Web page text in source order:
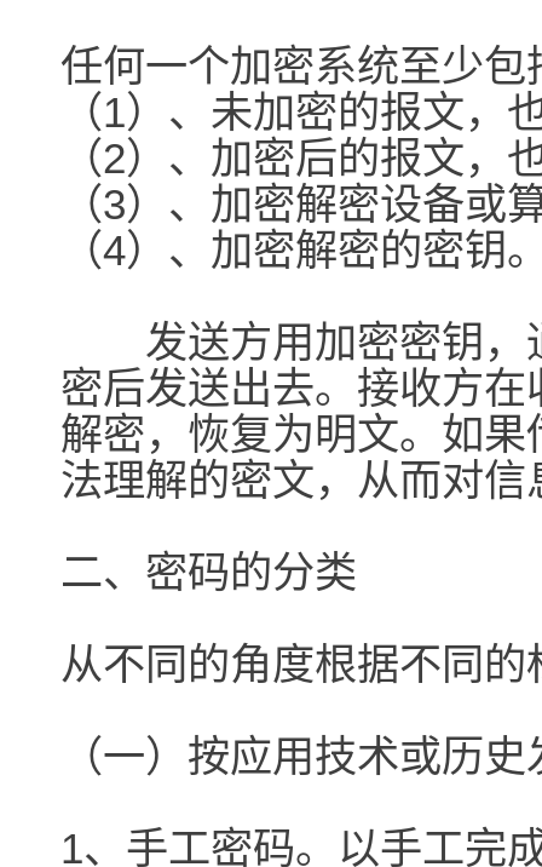
任何一个加密系统至少
（1）、未加密的报文，
（2）、加密后的报文，
（3）、加密解密设备或
（4）、加密解密的密钥
发送方用加密密钥，
密后发送出去。接收方
解密，恢复为明文。如
法理解的密文，从而对
二、密码的分类
从不同的角度根据不同
（一）按应用技术或历
1、手工密码。以手工完